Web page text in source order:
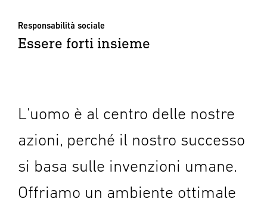
Responsabilità sociale
Essere forti insieme
L'uomo è al centro delle nostre
azioni, perché il nostro successo
si basa sulle invenzioni umane.
Offriamo un ambiente ottimale